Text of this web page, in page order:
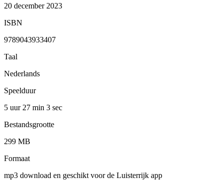
20 december 2023
ISBN
9789043933407
Taal
Nederlands
Speelduur
5 uur 27 min 3 sec
Bestandsgrootte
299 MB
Formaat
mp3 download en geschikt voor de Luisterrijk app